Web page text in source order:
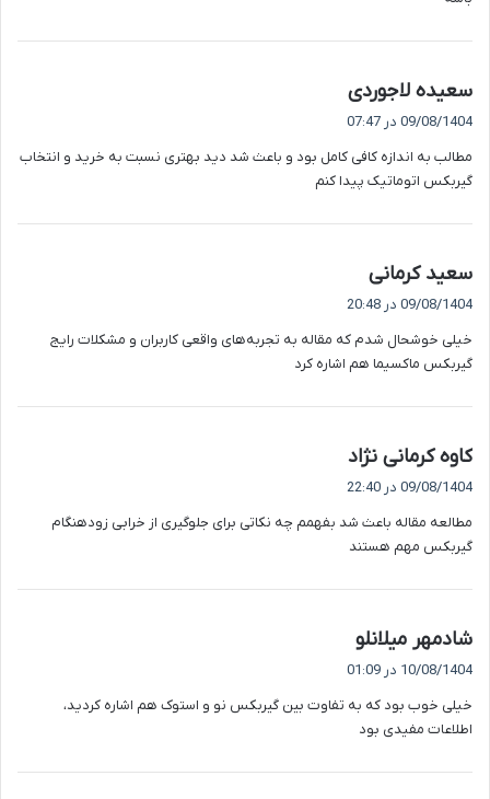
سعیده لاجوردی
:
09/08/1404 در 07:47
مطالب به اندازه کافی کامل بود و باعث شد دید بهتری نسبت به خرید و انتخاب
گیربکس اتوماتیک پیدا کنم
سعید کرمانی
:
09/08/1404 در 20:48
خیلی خوشحال شدم که مقاله به تجربه‌های واقعی کاربران و مشکلات رایج
گیربکس ماکسیما هم اشاره کرد
کاوه کرمانی نژاد
:
09/08/1404 در 22:40
مطالعه مقاله باعث شد بفهمم چه نکاتی برای جلوگیری از خرابی زودهنگام
گیربکس مهم هستند
شادمهر میلانلو
ف
:
10/08/1404 در 01:09
خیلی خوب بود که به تفاوت بین گیربکس نو و استوک هم اشاره کردید،
اطلاعات مفیدی بود